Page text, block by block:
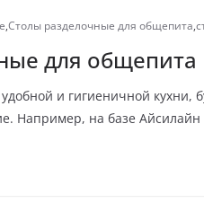
,Столы разделочные для общепита,
для общепита
и гигиеничной кухни,
Например, на базе Айсилайн